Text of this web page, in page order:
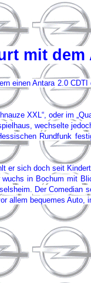
mit
einen Antara 2.0
XXL“, oder im
wechselte
Rundfunk
er sich doch seit
in Bochum mit
Der
allem bequemes Auto,